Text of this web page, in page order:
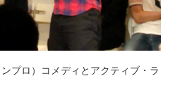
プロ）コメディとアクティブ・ラ